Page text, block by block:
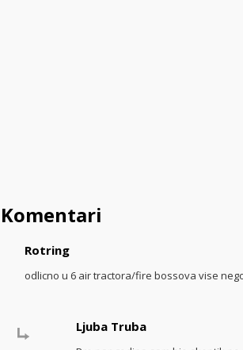
Komentari
Rotring
odlicno u 6 air tractora/fire bossova vise
Ljuba Truba